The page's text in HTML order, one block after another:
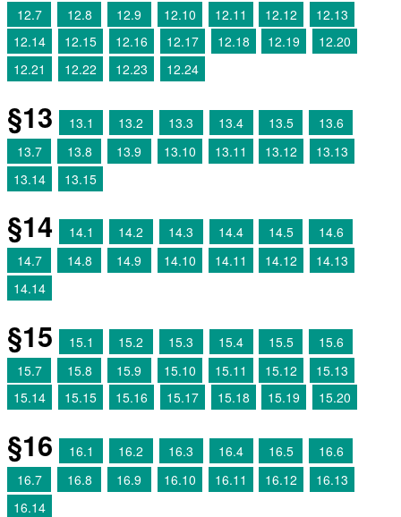
12.7
12.8 12.9 12.10 12.11 12.12
12.13
12.14
12.15 12.16 12.17 12.18 12.19
12.20
12.21
12.22 12.23 12.24
§13 13.1 13.2 13.3 13.4 13.5
13.6
13.7
13.8 13.9 13.10 13.11 13.12
13.13
13.14
13.15
§14 14.1 14.2 14.3 14.4 14.5
14.6
14.7
14.8 14.9 14.10 14.11 14.12
14.13
14.14
§15 15.1 15.2 15.3 15.4 15.5
15.6
15.7
15.8 15.9 15.10 15.11 15.12
15.13
15.14
15.15 15.16 15.17 15.18 15.19 15.20
§16 16.1 16.2 16.3 16.4 16.5
16.6
16.7
16.8 16.9 16.10 16.11 16.12
16.13
16.14